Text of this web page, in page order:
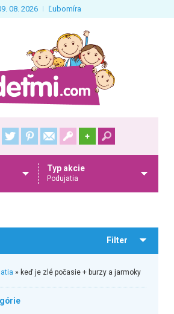
08. 2026 Ľubomíra
+
Typ akcie
Podujatia
Filter
» keď je zlé počasie + burzy a jarmoky